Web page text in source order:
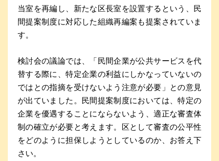
当室を再編し、新たな区長室を設置するという、民
間提案制度に対応した組織再編案も提案されていま
す。
検討会の議論では、「民間企業が公共サービスを代
替する際に、特定企業の利益にしかなっていないの
ではとの指摘を受けないよう注意が必要」との意見
が出ていました。民間提案制度においては、特定の
企業を優遇することにならないよう、適正な審査体
制の確立が必要と考えます。区として審査の公平性
をどのように担保しようとしているのか、お答え下
さい。